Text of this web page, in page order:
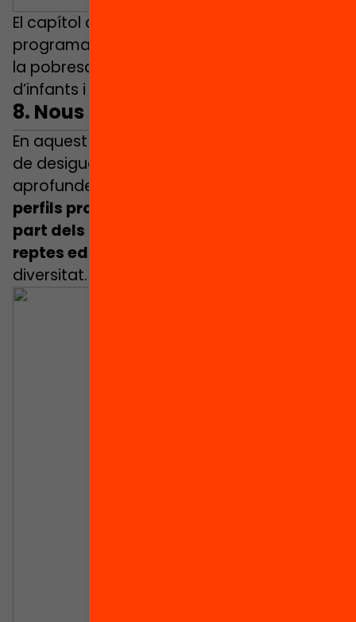
El capítol analitza la necessitat d’un
programa d’àpats gratuïts per fer front a
la pobresa infantil, reduir l’estigmatització
d’infants i millorar resultats educatius.
8. Nous professionals a l’escola
En aquest darrer capítol, la investigadora
de desigualtats educatives
aprofundeix en la varietat i
perfils professionals que avui formen
part dels centres per respondre als
reptes educatius
diversitat.